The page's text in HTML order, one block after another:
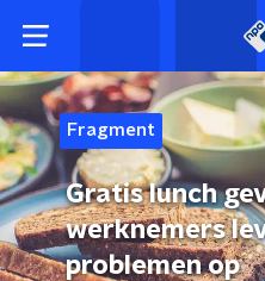
Fragment
Gratis lunch
werknemers
problemen op